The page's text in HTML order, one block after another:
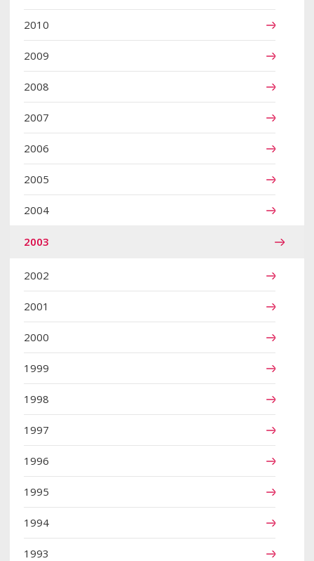
2010
2009
2008
2007
2006
2005
2004
2003
2002
2001
2000
1999
1998
1997
1996
1995
1994
1993